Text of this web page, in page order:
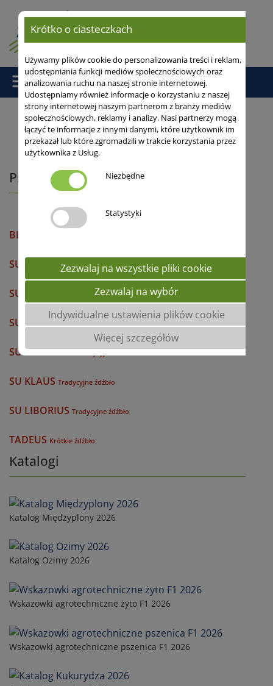
Strona główna/Zboża populacyjne/Zboża ozime/ Pszenżyto
ozime
Katalogi
Katalog Międzyplony 2026
Katalog Ozimy 2026
Wskazowki agrotechniczne żyto F1 2026
Wskazowki agrotechniczne pszenica F1 2026
Pszenżyto ozime
BICROSS
SU ASKADUSTradycyjne źdźbło
SU ATLETUS Tradycyjne źdźbło
SU FAVONIUSTradycyjne źdźbło
SU HUBERTUS
SU KLAUS Tradycyjne źdźbło
SU LIBORIUS Tradycyjne źdźbło
TADEUS Krótkie źdźbło
Krótko o ciasteczkach
Używamy plików cookie do personalizowania treści i reklam,
udostępniania funkcji mediów społecznościowych oraz
analizowania ruchu na naszej stronie internetowej.
Udostępniamy również informacje o korzystaniu z naszej
strony internetowej naszym partnerom z branży mediów
społecznościowych, reklamy i analizy. Nasi partnerzy mogą
łączyć te informacje z innymi danymi, które użytkownik im
przekazał lub które zgromadzili w trakcie korzystania przez
użytkownika z Usług.
Niezbędne
Statystyki
Zezwalaj na wszystkie pliki cookie
Zezwalaj na wybór
Indywidualne ustawienia plików cookie
Więcej szczegółów